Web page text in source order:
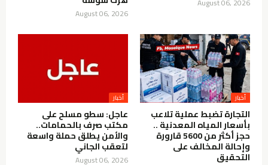
August 06, 2026
أخبار
التجارة تضبط عملية تلاعب
بأسعار المياه المعدنية ..
حجز أكثر من 5600 قارورة
وإحالة المخالف على
التحقيق
أخبار
عاجل: سطو مسلح على
مكتب صرف بالحمامات..
والأمن يطلق حملة واسعة
لتعقب الجاني
August 06, 2026